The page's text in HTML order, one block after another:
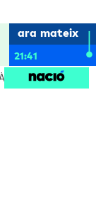
ara mateix
21:41
CRIANÇA